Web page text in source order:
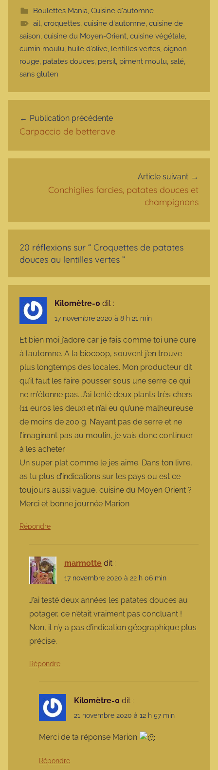
Boulettes Mania, Cuisine d'automne
ail, croquettes, cuisine d'automne, cuisine de
saison, cuisine du Moyen-Orient, cuisine végétale,
cumin moulu, huile d'olive, lentilles vertes, oignon
rouge, patates douces, persil, piment moulu, salé,
sans gluten
Publication précédente
Carpaccio de betterave
Article suivant
Conchiglies farcies, patates douces et
champignons
20 réflexions sur “ Croquettes de patates
douces au lentilles vertes ”
Kilomètre-0 dit :
17 novembre 2020 à 8 h 21 min
Et bien moi j’adore car je fais comme toi une cure
à l’automne. A la biocoop, souvent j’en trouve
plus longtemps des locales. Mon producteur dit
qu’il faut les faire pousser sous une serre ce qui
ne m’étonne pas. J’ai tenté deux plants très chers
(11 euros les deux) et n’ai eu qu’une malheureuse
de moins de 200 g. N’ayant pas de serre et ne
l’imaginant pas au moulin, je vais donc continuer
à les acheter.
Un super plat comme le jes aime. Dans ton livre,
as tu plus d’indications sur les pays ou est ce
toujours aussi vague, cuisine du Moyen Orient ?
Merci et bonne journée Marion
Répondre
marmotte dit :
17 novembre 2020 à 22 h 06 min
J’ai testé deux années les patates douces au
potager, ce n’était vraiment pas concluant !
Non, il n’y a pas d’indication géographique plus
précise.
Répondre
Kilomètre-0 dit :
21 novembre 2020 à 12 h 57 min
Merci de ta réponse Marion
Répondre